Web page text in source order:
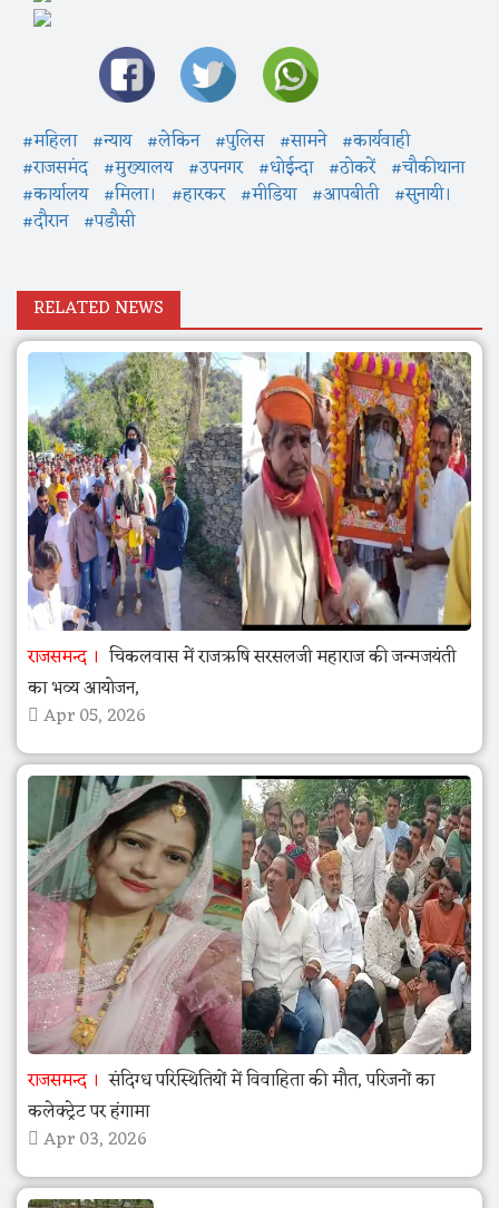
#महिला #न्याय #लेकिन #पुलिस #सामने #कार्यवाही
#राजसमंद #मुख्यालय #उपनगर #धोईन्दा #ठोकरें #चौकीथाना
#कार्यालय #मिला। #हारकर #मीडिया #आपबीती #सुनायी।
#दौरान #पडौसी
RELATED NEWS
राजसमन्द
चिकलवास में राजऋषि सरसलजी महाराज की जन्मजयंती
का भव्य आयोजन,
Apr 05, 2026
राजसमन्द
संदिग्ध परिस्थितियों में विवाहिता की मौत, परिजनों का
कलेक्ट्रेट पर हंगामा
Apr 03, 2026